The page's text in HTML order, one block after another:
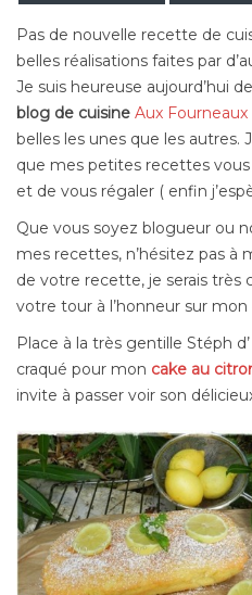
Pas de nouvelle recette de
belles réalisations faites par
Je suis heureuse aujourd’hui
blog de cuisine Aux Fourneaux
belles les unes que les autres.
que mes petites recettes
et de vous régaler ( enfin
Que vous soyez blogueur ou
mes recettes, n’hésitez pas à
de votre recette, je serais
votre tour à l’honneur sur
Place à la très gentille Stéph d’
craqué pour mon cake au
invite à passer voir son